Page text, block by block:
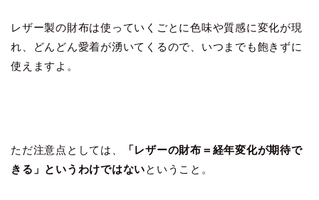
レザー製の財布は使っていくごとに色味や質感に変化が現
れ、どんどん愛着が湧いてくるので、いつまでも飽きずに
使えますよ。
ただ注意点としては、
「レザーの財布＝経年変化が期待で
きる」というわけではないということ。